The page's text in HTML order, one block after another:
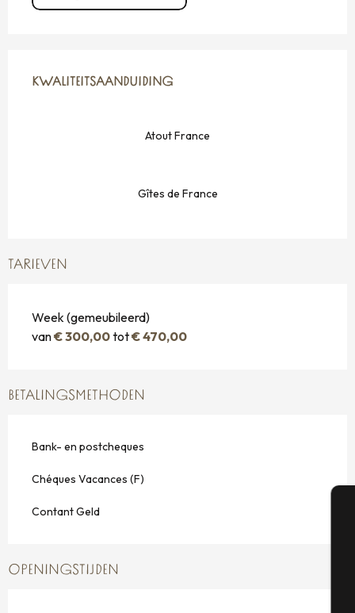
KWALITEITSAANDUIDING
KWALITEITSAANDUIDING
Atout France
Gîtes de France
TARIEVEN
Week (gemeubileerd)
van€ 300,00tot€ 470,00
BETALINGSMETHODEN
Bank- en postcheques
Chéques Vacances (F)
Contant Geld
OPENINGSTIJDEN